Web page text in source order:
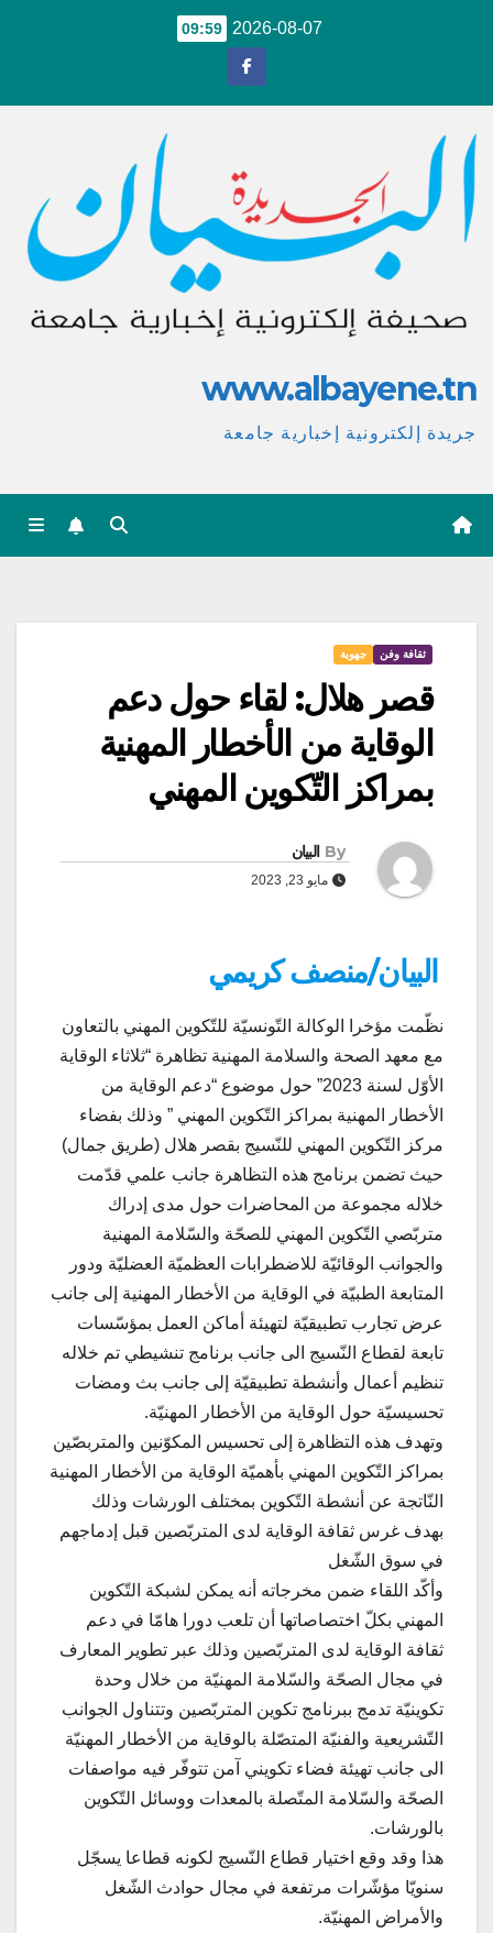
2026-08-07
09:59
www.albayene.tn
جريدة إلكترونية إخبارية جامعة
ثقافة وفن جهوية
قصر هلال: لقاء حول دعم
الوقاية من الأخطار المهنية
بمراكز التّكوين المهني
By البيان
مايو 23, 2023
البيان/منصف كريمي
نظّمت مؤخرا الوكالة التّونسيّة للتّكوين المهني بالتعاون
مع معهد الصحة والسلامة المهنية تظاهرة “ثلاثاء الوقاية
الأوّل لسنة 2023” حول موضوع “دعم الوقاية من
الأخطار المهنية بمراكز التّكوين المهني ” وذلك بفضاء
مركز التّكوين المهني للنّسيج بقصر هلال (طريق جمال)
حيث تضمن برنامج هذه التظاهرة جانب علمي قدّمت
خلاله مجموعة من المحاضرات حول مدى إدراك
متربّصي التّكوين المهني للصحّة والسّلامة المهنية
والجوانب الوقائيّة للاضطرابات العظميّة العضليّة ودور
المتابعة الطبيّة في الوقاية من الأخطار المهنية إلى جانب
عرض تجارب تطبيقيّة لتهيئة أماكن العمل بمؤسّسات
تابعة لقطاع النّسيج الى جانب برنامج تنشيطي تم خلاله
تنظيم أعمال وأنشطة تطبيقيّة إلى جانب بث ومضات
تحسيسيّة حول الوقاية من الأخطار المهنيّة.
وتهدف هذه التظاهرة إلى تحسيس المكوّنين والمتربصّين
بمراكز التّكوين المهني بأهميّة الوقاية من الأخطار المهنية
النّاتجة عن أنشطة التّكوين بمختلف الورشات وذلك
بهدف غرس ثقافة الوقاية لدى المتربّصين قبل إدماجهم
في سوق الشّغل
وأكّد اللقاء ضمن مخرجاته أنه يمكن لشبكة التّكوين
المهني بكلّ اختصاصاتها أن تلعب دورا هامّا في دعم
ثقافة الوقاية لدى المتربّصين وذلك عبر تطوير المعارف
في مجال الصحّة والسّلامة المهنيّة من خلال وحدة
تكوينيّة تدمج ببرنامج تكوين المتربّصين وتتناول الجوانب
التّشريعية والفنيّة المتصّلة بالوقاية من الأخطار المهنيّة
الى جانب تهيئة فضاء تكويني آمن تتوفّر فيه مواصفات
الصحّة والسّلامة المتّصلة بالمعدات ووسائل التّكوين
بالورشات.
هذا وقد وقع اختيار قطاع النّسيج لكونه قطاعا يسجّل
سنويّا مؤشّرات مرتفعة في مجال حوادث الشّغل
والأمراض المهنيّة.